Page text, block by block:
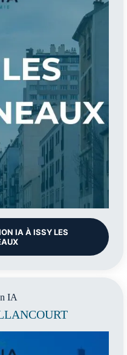
IA À ISSY LES
IA